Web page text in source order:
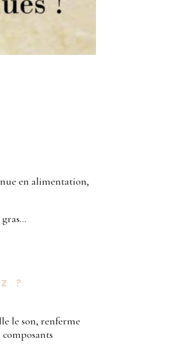
en alimentation,
le son, renferme